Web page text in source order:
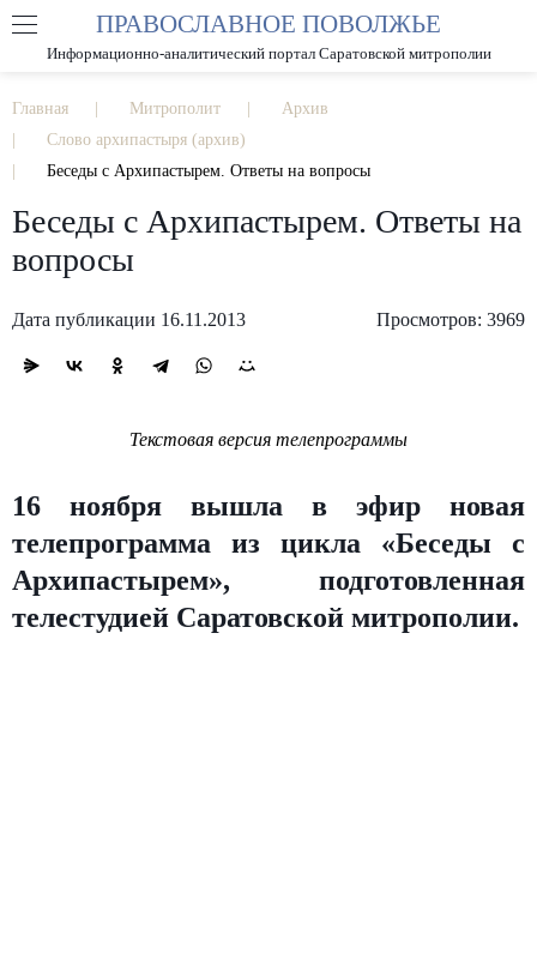
РАЗМЕР ШРИФТА А А
ПРАВОСЛАВНОЕ ПОВОЛЖЬЕ
Информационно-аналитический портал Саратовской митрополии
Главная Митрополит
Архив
Слово архипастыря (архив)
Беседы с Архипастырем. Ответы на вопросы
Беседы с Архипастырем. Ответы на
вопросы
Дата публикации 16.11.2013 Просмотров: 3969
Текстовая версия телепрограммы
16 ноября вышла в эфир новая
телепрограмма из цикла «Беседы с
Архипастырем», подготовленная
телестудией Саратовской митрополии.